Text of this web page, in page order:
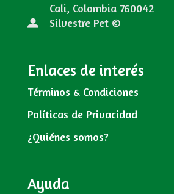
Cali, Colombia 760042
Silvestre Pet ©
Enlaces de interés
Términos & Condiciones
Políticas de Privacidad
¿Quiénes somos?
Ayuda